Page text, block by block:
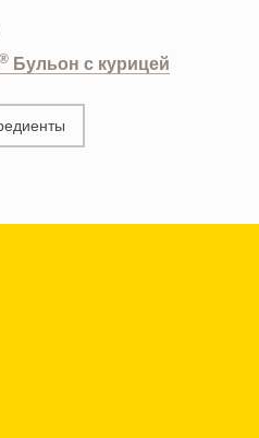
® Бульон с курицей